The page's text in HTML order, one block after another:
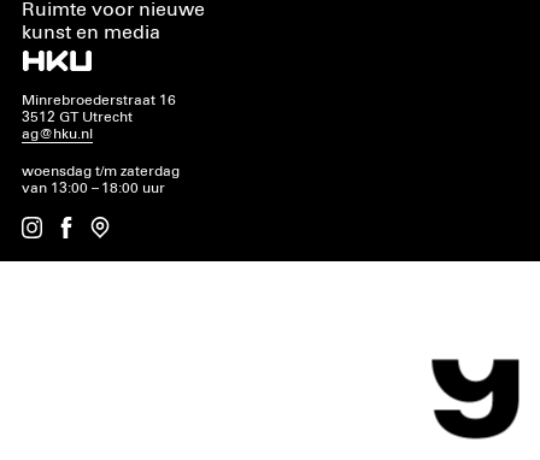
Ruimte voor nieuwe
kunst en media
Minrebroederstraat 16
3512 GT Utrecht
ag@hku.nl
woensdag t/m zaterdag
van 13:00 – 18:00 uur